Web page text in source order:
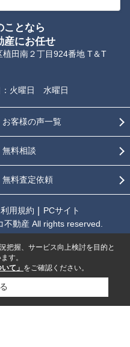
ことなら
産にお任せ
植田南２丁目924番地 T＆T
：火曜日 水曜日
お客様の声一覧
無料相談
無料査定依頼
利用規約
PCサイト
不動産 All rights reserved.
把握、サービス向上検討を目的と
す。
て」 をご確認ください。